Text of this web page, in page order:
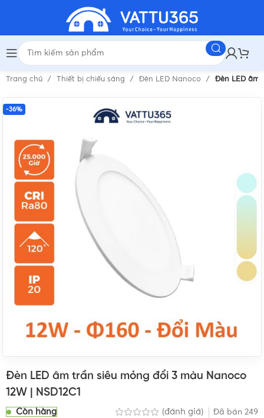
Trang chủ Thiết bị chiếu sáng Đèn LED Nanoco Đèn LED âm
-36%
Đèn LED âm trần siêu mỏng đổi 3 màu Nanoco
12W | NSD12C1
Còn hàng (đánh giá) Đã bán 249